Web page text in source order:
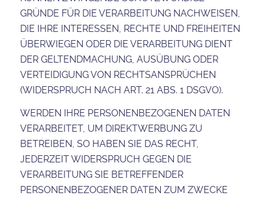
GRÜNDE FÜR DIE VERARBEITUNG NACHWEISEN,
DIE IHRE INTERESSEN, RECHTE UND FREIHEITEN
ÜBERWIEGEN ODER DIE VERARBEITUNG DIENT
DER GELTENDMACHUNG, AUSÜBUNG ODER
VERTEIDIGUNG VON RECHTSANSPRÜCHEN
(WIDERSPRUCH NACH ART. 21 ABS. 1 DSGVO).
WERDEN IHRE PERSONENBEZOGENEN DATEN
VERARBEITET, UM DIREKTWERBUNG ZU
BETREIBEN, SO HABEN SIE DAS RECHT,
JEDERZEIT WIDERSPRUCH GEGEN DIE
VERARBEITUNG SIE BETREFFENDER
PERSONENBEZOGENER DATEN ZUM ZWECKE